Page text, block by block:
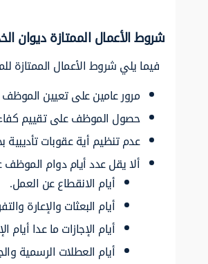
شروط الأعمال الممتازة ديوان
فيما يلي شروط الأعمال الممتازة
مرور عامين على تعيين الموظف
حصول الموظف على تقييم
عدم تنظيم أية عقوبات
ألا يقل عدد أيام دوام الموظف عن (180) يوم دوام فعلي خلال سنة الاستحقاق باستثناء
أيام الانقطاع عن العمل.
أيام البعثات والإعارة
أيام الإجازات ما عدا
أيام العطلات الرسمية